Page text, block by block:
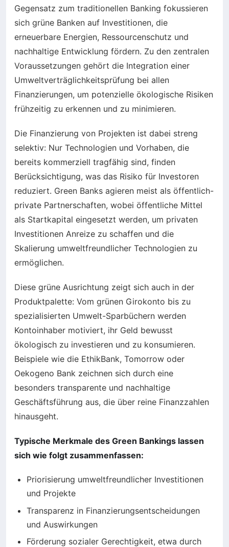
Gegensatz zum traditionellen Banking fokussieren
sich grüne Banken auf Investitionen, die
erneuerbare Energien, Ressourcenschutz und
nachhaltige Entwicklung fördern. Zu den zentralen
Voraussetzungen gehört die Integration einer
Umweltverträglichkeitsprüfung bei allen
Finanzierungen, um potenzielle ökologische Risiken
frühzeitig zu erkennen und zu minimieren.
Die Finanzierung von Projekten ist dabei streng
selektiv: Nur Technologien und Vorhaben, die
bereits kommerziell tragfähig sind, finden
Berücksichtigung, was das Risiko für Investoren
reduziert. Green Banks agieren meist als öffentlich-
private Partnerschaften, wobei öffentliche Mittel
als Startkapital eingesetzt werden, um privaten
Investitionen Anreize zu schaffen und die
Skalierung umweltfreundlicher Technologien zu
ermöglichen.
Diese grüne Ausrichtung zeigt sich auch in der
Produktpalette: Vom grünen Girokonto bis zu
spezialisierten Umwelt-Sparbüchern werden
Kontoinhaber motiviert, ihr Geld bewusst
ökologisch zu investieren und zu konsumieren.
Beispiele wie die EthikBank, Tomorrow oder
Oekogeno Bank zeichnen sich durch eine
besonders transparente und nachhaltige
Geschäftsführung aus, die über reine Finanzzahlen
hinausgeht.
Typische Merkmale des Green Bankings lassen
sich wie folgt zusammenfassen:
Priorisierung umweltfreundlicher Investitionen
und Projekte
Transparenz in Finanzierungsentscheidungen
und Auswirkungen
Förderung sozialer Gerechtigkeit, etwa durch